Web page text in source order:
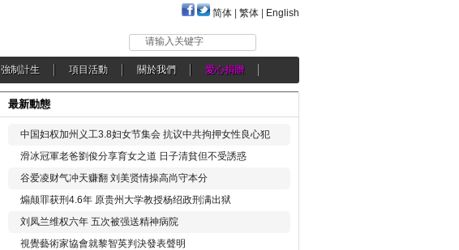
简体 繁体 English
请输入关键字
強制計生 項目活動 關於我們 愛心捐贈
最新動態
中国妇权加州义工3.8妇女节集会 抗议中共拘押女性良心犯
滑冰冠軍老爸劉俊分享育女之道 日子清貧但不受誘惑
谷爱凌财气冲天赚翻 刘美贤情操高尚守本分
煽颠罪获刑4.6年 原贵州大学教授杨绍政刑满出狱
刘凤兰维权六年 五次被强送精神病院
視覺藝術家協會就黎智英判決發表聲明